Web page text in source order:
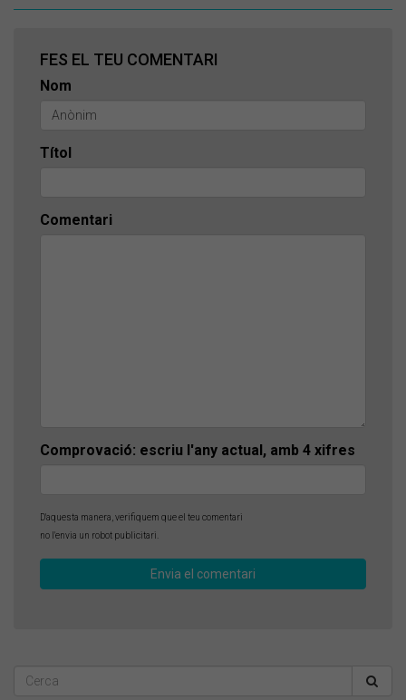
FES EL TEU COMENTARI
Nom
Títol
Comentari
Comprovació: escriu l'any actual, amb 4 xifres
D'aquesta manera, verifiquem que el teu comentari
no l'envia un robot publicitari.